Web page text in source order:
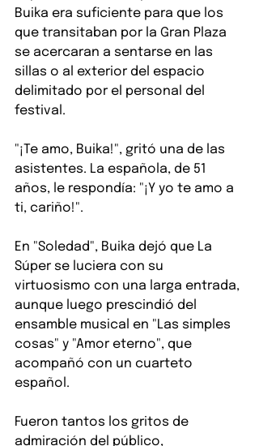
Buika era suficiente para que los
que transitaban por la Gran Plaza
se acercaran a sentarse en las
sillas o al exterior del espacio
delimitado por el personal del
festival.
"¡Te amo, Buika!", gritó una de las
asistentes. La española, de 51
años, le respondía: "¡Y yo te amo a
ti, cariño!".
En "Soledad", Buika dejó que La
Súper se luciera con su
virtuosismo con una larga entrada,
aunque luego prescindió del
ensamble musical en "Las simples
cosas" y "Amor eterno", que
acompañó con un cuarteto
español.
Fueron tantos los gritos de
admiración del público,